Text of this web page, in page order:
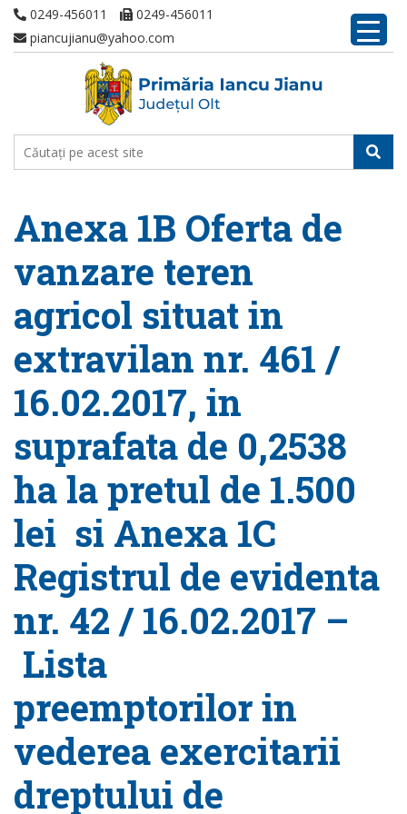
0249-456011
0249-456011
piancujianu@yahoo.com
Anexa 1B Oferta de
vanzare teren
agricol situat in
extravilan nr. 461 /
16.02.2017, in
suprafata de 0,2538
ha la pretul de 1.500
lei si Anexa 1C
Registrul de evidenta
nr. 42 / 16.02.2017 –
Lista
preemptorilor in
vederea exercitarii
dreptului de